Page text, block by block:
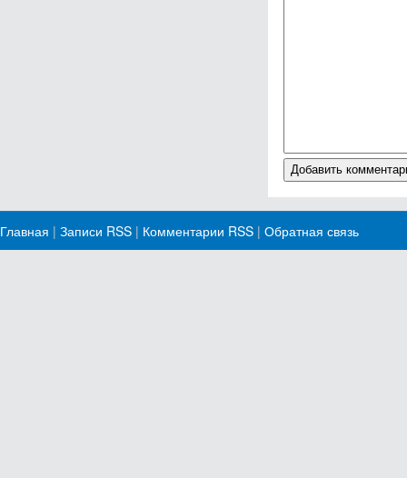
Главная | Записи RSS | Комментарии RSS | Обратная связь